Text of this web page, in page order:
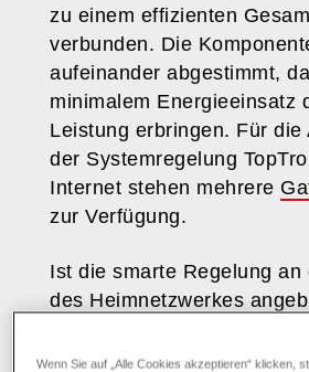
zu einem effizienten
verbunden. Die
aufeinander abgestimmt,
minimalem Energieeinsatz
Leistung erbringen. Für die
der Systemregelung
Internet stehen mehrere
zur Verfügung.
Ist die smarte Regelung an
des Heimnetzwerkes
online Echtzeit-
Wenn Sie auf „Alle Cookies akzeptieren“ klicken,